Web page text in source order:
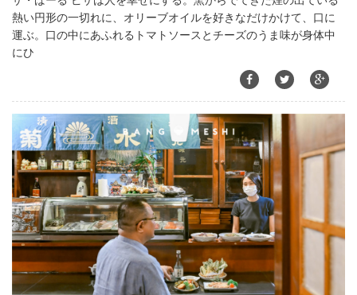
熱い円形の一切れに、オリーブオイルを好きなだけかけて、口に
運ぶ。口の中にあふれるトマトソースとチーズのうま味が身体中
にひ